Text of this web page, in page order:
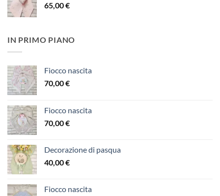
65,00€
IN PRIMO PIANO
Fiocco nascita
70,00€
Fiocco nascita
70,00€
Decorazione di pasqua
40,00€
Fiocco nascita